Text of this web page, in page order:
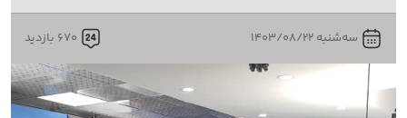
سه‌شنبه 1403/08/22 670 بازدید